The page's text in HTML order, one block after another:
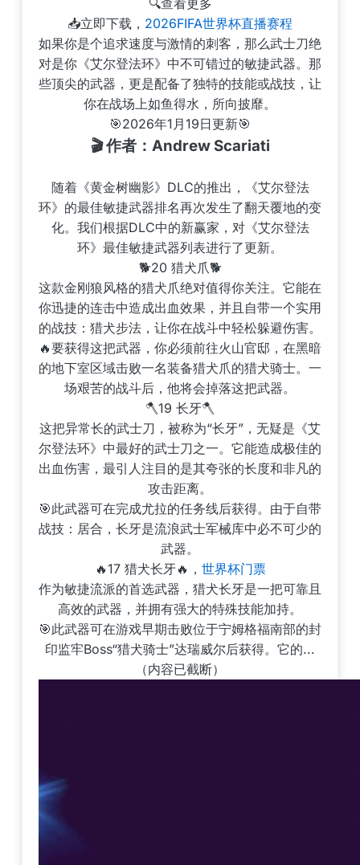
🔍查看更多
📥立即下载， 2026FIFA世界杯直播赛程
如果你是个追求速度与激情的刺客，那么武士刀绝
对是你《艾尔登法环》中不可错过的敏捷武器。那
些顶尖的武器，更是配备了独特的技能或战技，让
你在战场上如鱼得水，所向披靡。
🎯2026年1月19日更新🎯
🎬 作者：Andrew Scariati
随着《黄金树幽影》DLC的推出，《艾尔登法
环》的最佳敏捷武器排名再次发生了翻天覆地的变
化。我们根据DLC中的新赢家，对《艾尔登法
环》最佳敏捷武器列表进行了更新。
🐕20 猎犬爪🐕
这款金刚狼风格的猎犬爪绝对值得你关注。它能在
你迅捷的连击中造成出血效果，并且自带一个实用
的战技：猎犬步法，让你在战斗中轻松躲避伤害。
🔥要获得这把武器，你必须前往火山官邸，在黑暗
的地下室区域击败一名装备猎犬爪的猎犬骑士。一
场艰苦的战斗后，他将会掉落这把武器。
🪓19 长牙🪓
这把异常长的武士刀，被称为“长牙”，无疑是《艾
尔登法环》中最好的武士刀之一。它能造成极佳的
出血伤害，最引人注目的是其夸张的长度和非凡的
攻击距离。
🎯此武器可在完成尤拉的任务线后获得。由于自带
战技：居合，长牙是流浪武士军械库中必不可少的
武器。
🔥17 猎犬长牙🔥， 世界杯门票
作为敏捷流派的首选武器，猎犬长牙是一把可靠且
高效的武器，并拥有强大的特殊技能加持。
🎯此武器可在游戏早期击败位于宁姆格福南部的封
印监牢Boss“猎犬骑士”达瑞威尔后获得。它的...
（内容已截断）